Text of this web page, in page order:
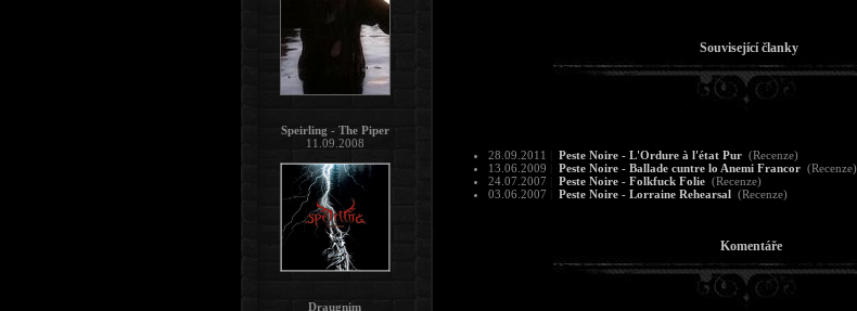
Související članky
28.09.2011 Peste Noire - L'Ordure à l'état Pur (Recenze)
13.06.2009
Peste Noire - Ballade cuntre lo Anemi Francor (Recenze)
24.07.2007
Peste Noire - Folkfuck Folie (Recenze)
03.06.2007
Peste Noire - Lorraine Rehearsal (Recenze)
Komentáře
Speirling - The Piper
11.09.2008
Draugnim